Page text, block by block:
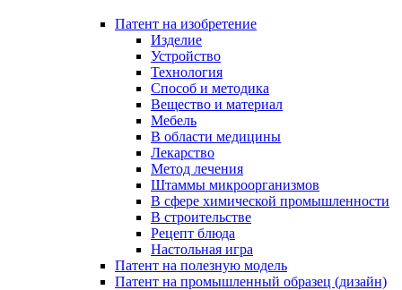
Патент на изобретение
Изделие
Устройство
Технология
Способ и методика
Вещество и материал
Мебель
В области медицины
Лекарство
Метод лечения
Штаммы микроорганизмов
В сфере химической промышленности
В строительстве
Рецепт блюда
Настольная игра
Патент на полезную модель
Патент на промышленный образец (дизайн)